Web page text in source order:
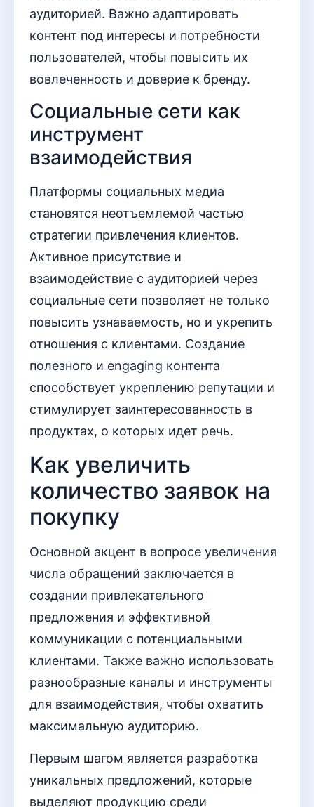
аудиторией. Важно адаптировать
контент под интересы и потребности
пользователей, чтобы повысить их
вовлеченность и доверие к бренду.
Социальные сети как
инструмент
взаимодействия
Платформы социальных медиа
становятся неотъемлемой частью
стратегии привлечения клиентов.
Активное присутствие и
взаимодействие с аудиторией через
социальные сети позволяет не только
повысить узнаваемость, но и укрепить
отношения с клиентами. Создание
полезного и engaging контента
способствует укреплению репутации и
стимулирует заинтересованность в
продуктах, о которых идет речь.
Как увеличить
количество заявок на
покупку
Основной акцент в вопросе увеличения
числа обращений заключается в
создании привлекательного
предложения и эффективной
коммуникации с потенциальными
клиентами. Также важно использовать
разнообразные каналы и инструменты
для взаимодействия, чтобы охватить
максимальную аудиторию.
Первым шагом является разработка
уникальных предложений, которые
выделяют продукцию среди